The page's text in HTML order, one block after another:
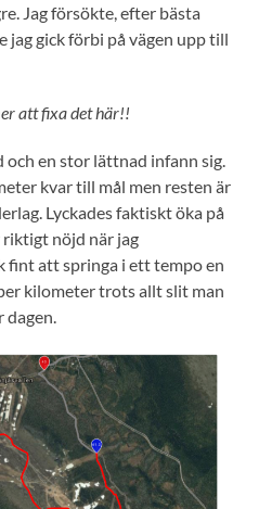
Jag försökte, efter bästa
jag gick förbi på vägen upp till
att fixa det här!!
och en stor lättnad infann sig.
kvar till mål men resten är
Lyckades faktiskt öka på
nöjd när jag
fint att springa i ett tempo en
kilometer trots allt slit man
dagen.